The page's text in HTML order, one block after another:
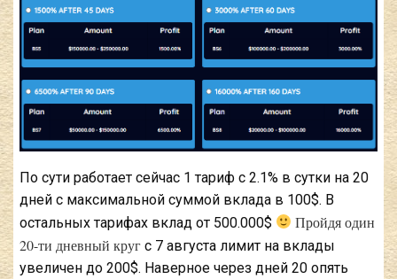
По сути работает сейчас 1 тариф с 2.1% в сутки на 20
дней с максимальной суммой вклада в 100$. В
остальных тарифах вклад от 500.000$
Пройдя один
20-ти дневный круг с 7 августа лимит на вклады
увеличен до 200$. Наверное через дней 20 опять